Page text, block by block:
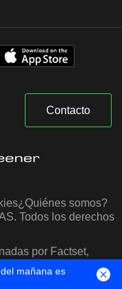
Contacto
¿Quiénes somos?
Todos los derechos
por Factset,
IQ
mañana es